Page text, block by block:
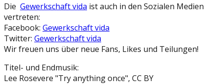
Die Gewerkschaft vida ist auch in den Sozialen Medien
vertreten:
Facebook: Gewerkschaft vida
Twitter: Gewerkschaft vida
Wir freuen uns über neue Fans, Likes und Teilungen!
Titel- und Endmusik:
Lee Rosevere "Try anything once", CC BY